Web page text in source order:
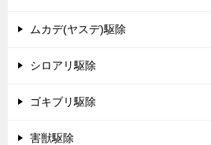
ムカデ(ヤスデ)駆除
シロアリ駆除
ゴキブリ駆除
害獣駆除